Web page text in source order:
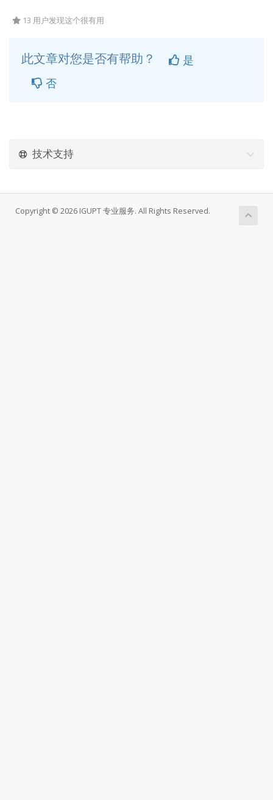
13 用户发现这个很有用
此文章对您是否有帮助？
是
否
技术支持
Copyright © 2026 IGUPT 专业服务. All Rights Reserved.